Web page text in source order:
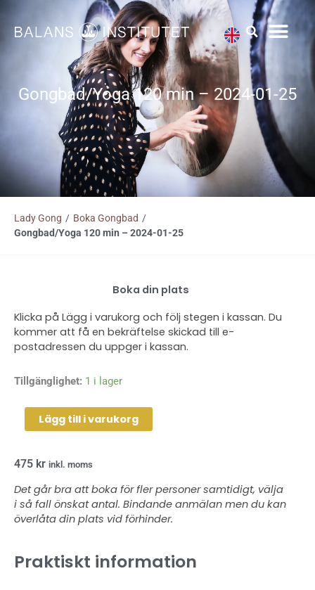
innehåll
Gongbad/Yoga 120 min – 2024-01-25
Lady Gong / Boka Gongbad /
Gongbad/Yoga 120 min – 2024-01-25
Boka din plats
Klicka på Lägg i varukorg och följ stegen i kassan. Du
kommer att få en bekräftelse skickad till e-
postadressen du uppger i kassan.
Tillgänglighet: 1 i lager
Gongbad/Yoga
01-
mängd
Lägg till i varukorg
475 kr inkl. moms
Det går bra att boka för fler personer samtidigt, välja
i så fall önskat antal. Bindande anmälan men du kan
överlåta din plats vid förhinder.
Praktiskt information